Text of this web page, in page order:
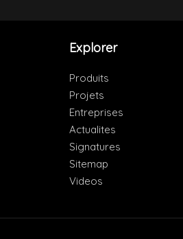
Explorer
Produits
Projets
Entreprises
Actualites
Signatures
Sitemap
Videos